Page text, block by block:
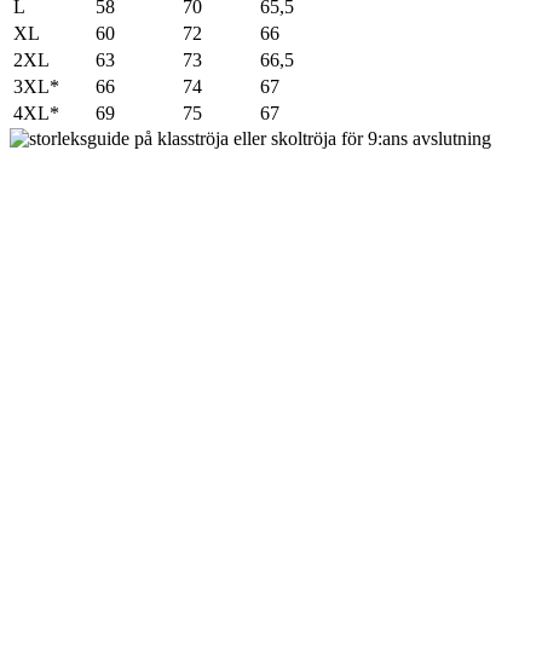
L 58 70
65,5
XL
60 72
66
2XL
63 73
66,5
3XL*
66 74
67
4XL*
69 75 67